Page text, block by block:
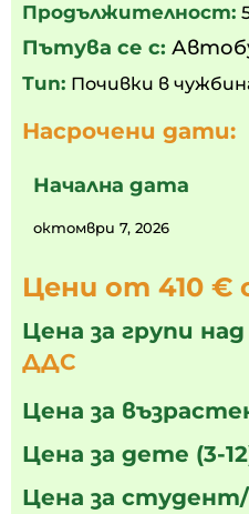
Продължителност:
Пътува се с:
Тип: Почивки в
Насрочени дати:
Начална дата
октомври 7, 2026
Цени от 410 €
Цена за групи
ДДС
Цена за
Цена за дете (3-
Цена за